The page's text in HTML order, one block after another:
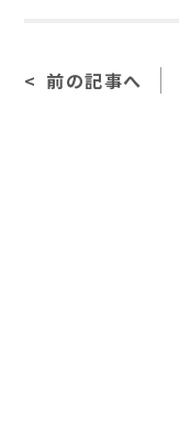
前の記事へ